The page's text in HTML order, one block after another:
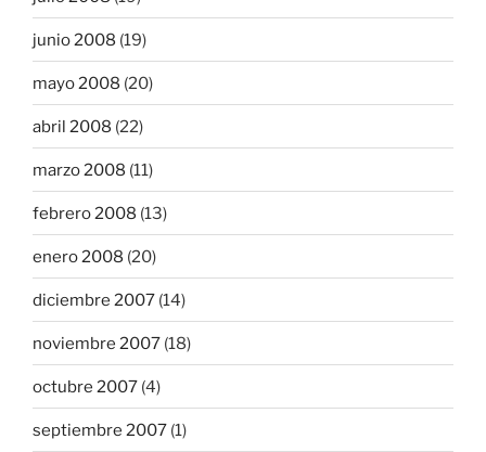
junio 2008 (19)
mayo 2008 (20)
abril 2008 (22)
marzo 2008 (11)
febrero 2008 (13)
enero 2008 (20)
diciembre 2007 (14)
noviembre 2007 (18)
octubre 2007 (4)
septiembre 2007 (1)